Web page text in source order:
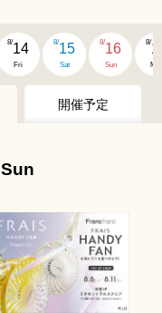
8/14
Fri
8/15
Sat
8/16
Sun
8/
開催予定
Sun